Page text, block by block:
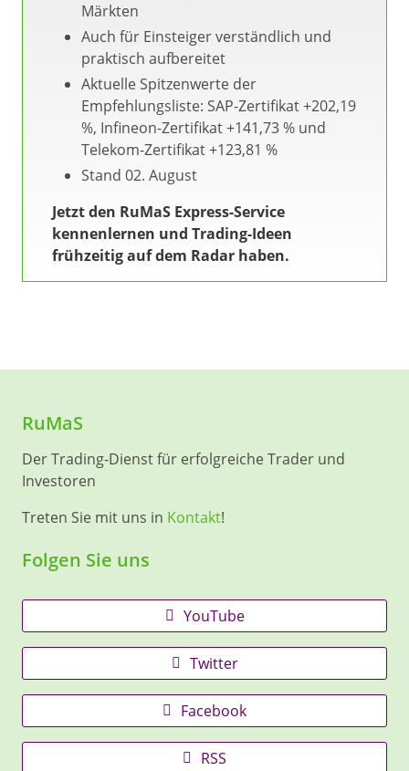
Märkten
Auch für Einsteiger verständlich und
praktisch aufbereitet
Aktuelle Spitzenwerte der
Empfehlungsliste: SAP-Zertifikat +202,19
%, Infineon-Zertifikat +141,73 % und
Telekom-Zertifikat +123,81 %
Stand 02. August
Jetzt den RuMaS Express-Service
kennenlernen und Trading-Ideen
frühzeitig auf dem Radar haben.
RuMaS
Der Trading-Dienst für erfolgreiche Trader und
Investoren
Treten Sie mit uns in Kontakt!
Folgen Sie uns
YouTube
Twitter
Facebook
RSS